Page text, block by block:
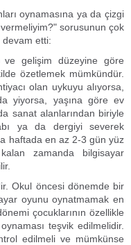
oynamasına ya da çizgi
sorusunun çok
devam etti:
ve gelişim düzeyine göre
özetlemek mümkündür.
olan uykuyu alıyorsa,
yiyorsa, yaşına göre ev
sanat alanlarından biriyle
ya da dergiyi severek
haftada en az 2-3 gün yüz
zamanda bilgisayar
Okul öncesi dönemde bir
oyunu oynatmamak en
çocuklarının özellikle
teşvik edilmelidir.
edilmeli ve mümkünse